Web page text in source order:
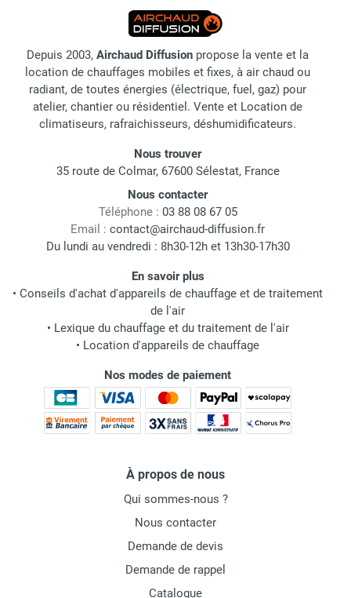
Depuis 2003, Airchaud Diffusion propose la vente et la
location de chauffages mobiles et fixes, à air chaud ou
radiant, de toutes énergies (électrique, fuel, gaz) pour
atelier, chantier ou résidentiel. Vente et Location de
climatiseurs, rafraichisseurs, déshumidificateurs.
Nous trouver
35 route de Colmar, 67600 Sélestat, France
Nous contacter
Téléphone : 03 88 08 67 05
Email : contact@airchaud-diffusion.fr
Du lundi au vendredi : 8h30-12h et 13h30-17h30
En savoir plus
• Conseils d'achat d'appareils de chauffage et de traitement
de l'air
• Lexique du chauffage et du traitement de l'air
• Location d'appareils de chauffage
Nos modes de paiement
À propos de nous
Qui sommes-nous ?
Nous contacter
Demande de devis
Demande de rappel
Catalogue